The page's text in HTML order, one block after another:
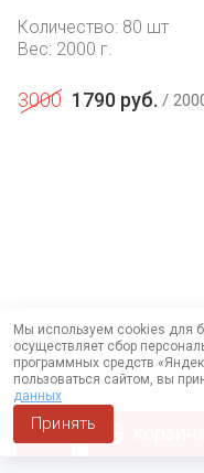
Количество: 80 шт
Вес: 2000 г.
3000 1790 руб.
Мы используем cookies для
осуществляет сбор
программных средств
пользоваться сайтом, вы
данных
Принять